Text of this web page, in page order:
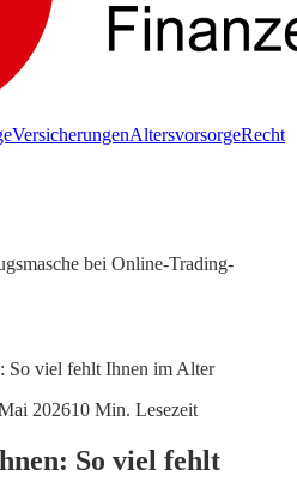
VersicherungenAltersvorsorgeRecht
bei Online-Trading-
So viel fehlt Ihnen im Alter
202610 Min. Lesezeit
So viel fehlt